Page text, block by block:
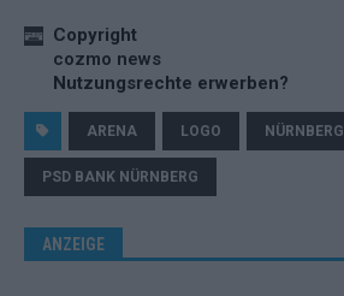
Copyright
cozmo news
Nutzungsrechte erwerben?
ARENA LOGO NÜRNBERG
PSD BANK NÜRNBERG
ANZEIGE